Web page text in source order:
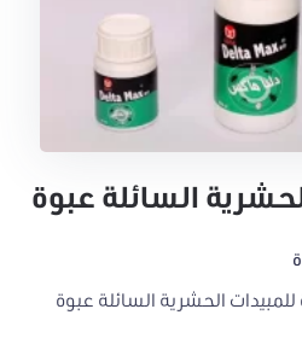
السائلة عبوة
للمبيدات الحشرية السائلة عبوة